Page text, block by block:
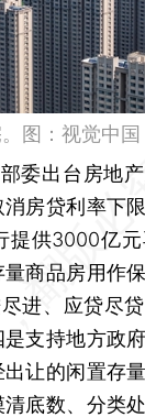
图：视觉中国
出台房地产
房贷利率下
提供3000亿
商品房用作
进、应贷尽
支持地方政
让的闲置存
底数、分类